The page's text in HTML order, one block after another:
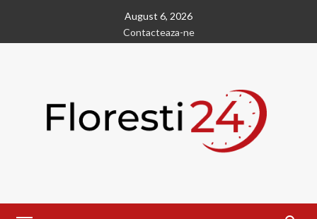
content
August 6, 2026
Contacteaza-ne